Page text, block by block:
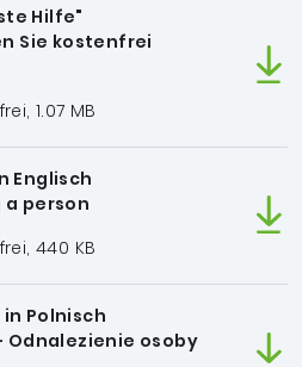
Hilfe"
Sie kostenfrei
1.07 MB
Englisch
a person
440 KB
Polnisch
Odnalezienie osoby